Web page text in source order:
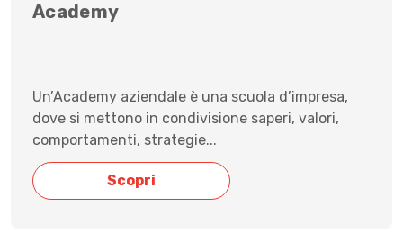
Academy
Un’Academy aziendale è una scuola d’impresa,
dove si mettono in condivisione saperi, valori,
comportamenti, strategie...
Scopri